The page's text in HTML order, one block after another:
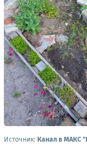
Источник: Канал в МАКС